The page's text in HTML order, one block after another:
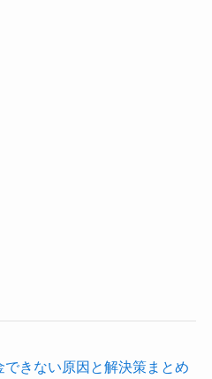
できない原因と解決策まとめ